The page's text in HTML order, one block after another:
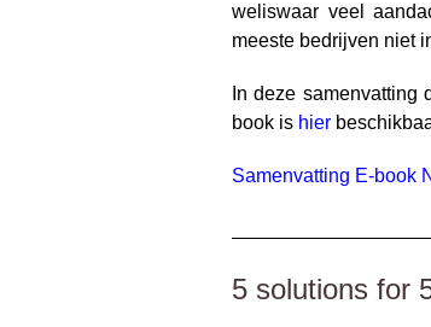
weliswaar veel
meeste bedrijven niet
In deze
book is hier
Samenvatting E-book
5 solutions for